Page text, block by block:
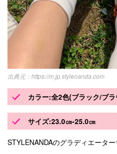
https://m.jp.stylenanda.com
カラー:全2色(ブラック/ブ
サイズ:23.0㎝-25.0㎝
STYLENANDAのグラディエータ